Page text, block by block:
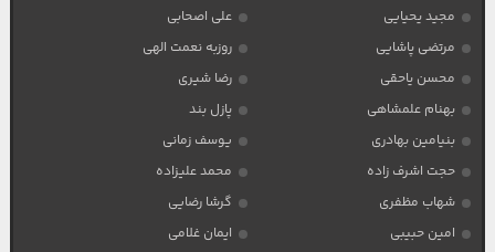
مجید یحیایی
علی اصحابی
مرتضی پاشایی
روزبه نعمت الهی
محسن یاحقی
رضا شیری
بهنام علمشاهی
پازل بند
بنیامین بهادری
یوسف زمانی
حجت اشرف زاده
محمد علیزاده
شهاب مظفری
گرشا رضایی
امین حبیبی
ایمان غلامی